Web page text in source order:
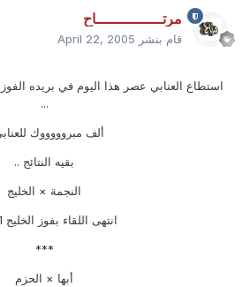
مرتـــــــــــــــاح
قام بنشر April 22, 2005
...
ألف مبروووووك
بقيه النتائج ..
النجمة × الخليج
انتهى اللقاء بفوز الخليج 1/صفر
***
أبها × الحزم